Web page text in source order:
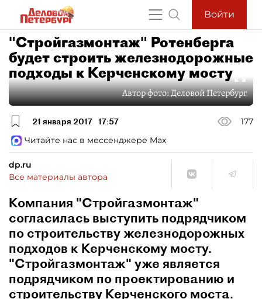
Войти
"Стройгазмонтаж" Ротенберга
будет строить железнодорожные
подходы к Керченскому мосту
Автор фото:Деловой Петербург
21 января 2017 17:57
177
Читайте нас в мессенджере Max
dp.ru
Все материалы автора
Компания "Стройгазмонтаж"
согласилась выступить подрядчиком
по строительству железнодорожных
подходов к Керченскому мосту.
"Стройгазмонтаж" уже является
подрядчиком по проектированию и
строительству Керченского моста.